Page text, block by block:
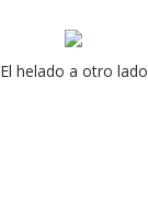
El helado a otro lado